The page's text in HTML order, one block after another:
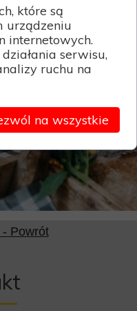
- Powrót
które są
urządzeniu
internetowych.
serwisu,
ruchu na
na wszystkie